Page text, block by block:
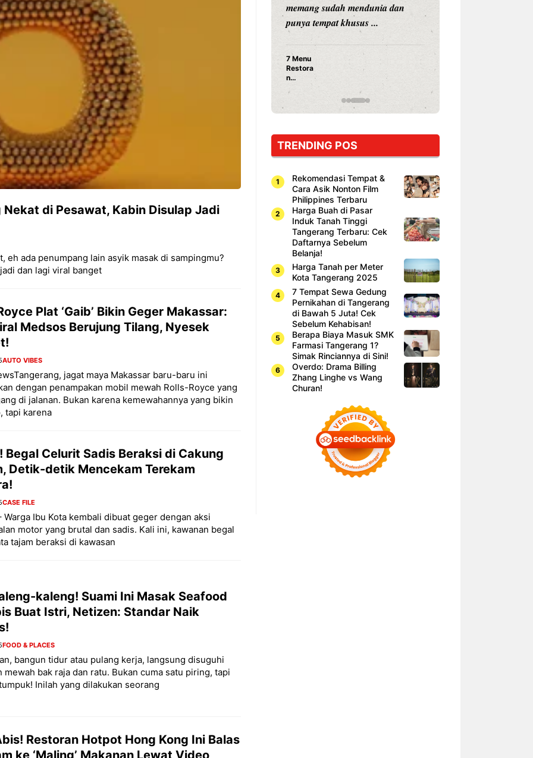
di Pesawat, Kabin Disulap Jadi
eh ada penumpang lain asyik masak di sampingmu?
dan lagi viral banget
Plat ‘Gaib’ Bikin Geger Makassar:
Medsos Berujung Tilang, Nyesek
AUTO VIBES
jagat maya Makassar baru-baru ini
dengan penampakan mobil mewah Rolls-Royce yang
di jalanan. Bukan karena kemewahannya yang bikin
tapi karena
Begal Celurit Sadis Beraksi di Cakung
Detik-detik Mencekam Terekam
CASE FILE
Warga Ibu Kota kembali dibuat geger dengan aksi
motor yang brutal dan sadis. Kali ini, kawanan begal
tajam beraksi di kawasan
kaleng! Suami Ini Masak Seafood
Buat Istri, Netizen: Standar Naik
FOOD & PLACES
bangun tidur atau pulang kerja, langsung disuguhi
mewah bak raja dan ratu. Bukan cuma satu piring, tapi
Inilah yang dilakukan seorang
Restoran Hotpot Hong Kong Ini Balas
ke ‘Maling’ Makanan Lewat Video
peluang bisnis yang
menguntungkan? Nah, itulah ...
Dari Iseng Jadi Cuan: Kisah
TUM_ATUL yang Ubah
Hampers Jadi Bisnis Kece
memang sudah mendunia dan
dunia kuliner dengan membuka
restoran ...
Nunung Srimulat & Vicky
Prasetyo Buka Restoran
TRENDING POS
Rekomendasi Tempat &
Cara Asik Nonton Film
Philippines Terbaru
Harga Buah di Pasar
Induk Tanah Tinggi
Tangerang Terbaru: Cek
Daftarnya Sebelum
Belanja!
Harga Tanah per Meter
Kota Tangerang 2025
7 Tempat Sewa Gedung
Pernikahan di Tangerang
di Bawah 5 Juta! Cek
Sebelum Kehabisan!
Berapa Biaya Masuk SMK
Farmasi Tangerang 1?
Simak Rinciannya di Sini!
Overdo: Drama Billing
Zhang Linghe vs Wang
Churan!